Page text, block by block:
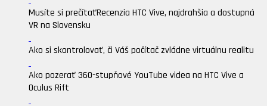
Musíte si prečítaťRecenzia HTC Vive, najdrahšia a dostupná
VR na Slovensku
Ako si skontrolovať, či Váš počítač zvládne virtuálnu realitu
Ako pozerať 360-stupňové YouTube videa na HTC Vive a
Oculus Rift